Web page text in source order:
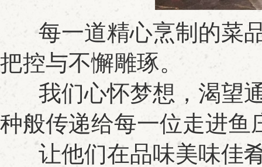
每一道精心烹制的菜
把控与不懈雕琢。
我们心怀梦想，渴望通
种般传递给每一位走进鱼
让他们在品味美味佳